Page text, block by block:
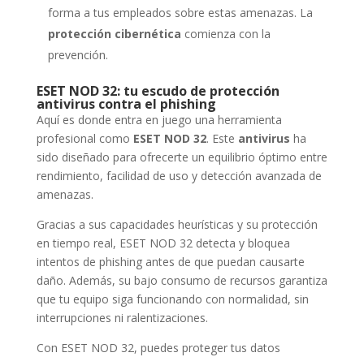
forma a tus empleados sobre estas amenazas. La
protección cibernética comienza con la
prevención.
ESET NOD 32: tu escudo de protección
antivirus contra el phishing
Aquí es donde entra en juego una herramienta
profesional como ESET NOD 32. Este antivirus ha
sido diseñado para ofrecerte un equilibrio óptimo entre
rendimiento, facilidad de uso y detección avanzada de
amenazas.
Gracias a sus capacidades heurísticas y su protección
en tiempo real, ESET NOD 32 detecta y bloquea
intentos de phishing antes de que puedan causarte
daño. Además, su bajo consumo de recursos garantiza
que tu equipo siga funcionando con normalidad, sin
interrupciones ni ralentizaciones.
Con ESET NOD 32, puedes proteger tus datos